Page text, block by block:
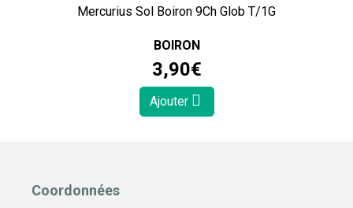
Mercurius Sol Boiron 9Ch Glob T/1G
BOIRON
3,90€
Ajouter
Coordonnées